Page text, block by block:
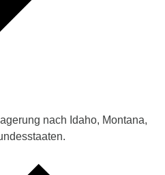
nach Idaho, Montana,